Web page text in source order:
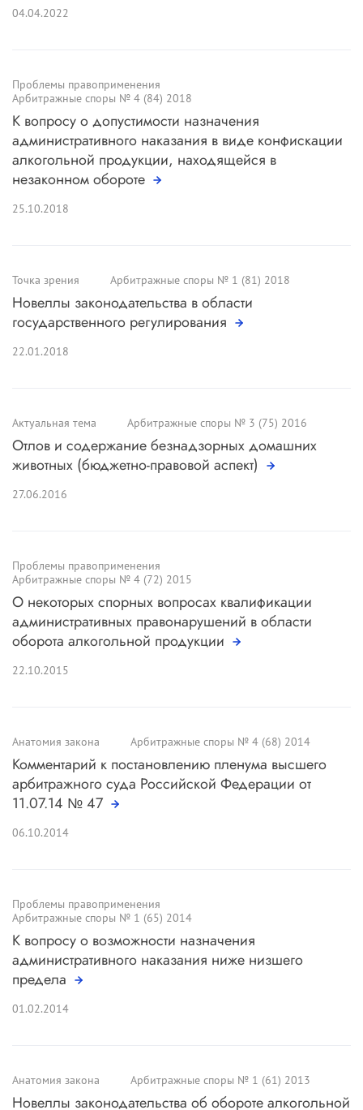
04.04.2022
Проблемы правоприменения
Арбитражные споры № 4 (84) 2018
К вопросу о допустимости назначения
административного наказания в виде конфискации
алкогольной продукции, находящейся в
незаконном обороте
25.10.2018
Точка зрения Арбитражные споры № 1 (81) 2018
Новеллы законодательства в области
государственного регулирования
22.01.2018
Актуальная тема Арбитражные споры № 3 (75) 2016
Отлов и содержание безнадзорных домашних
животныx (бюджетно-правовой аспект)
27.06.2016
Проблемы правоприменения
Арбитражные споры № 4 (72) 2015
О некоторых спорных вопросах квалификации
административных правонарушений в области
оборота алкогольной продукции
22.10.2015
Анатомия закона Арбитражные споры № 4 (68) 2014
Комментарий к постановлению пленума высшего
арбитражного суда Российской Федерации от
11.07.14 № 47
06.10.2014
Проблемы правоприменения
Арбитражные споры № 1 (65) 2014
К вопросу о возможности назначения
административного наказания ниже низшего
предела
01.02.2014
Анатомия закона Арбитражные споры № 1 (61) 2013
Новеллы законодательства об обороте алкогольной